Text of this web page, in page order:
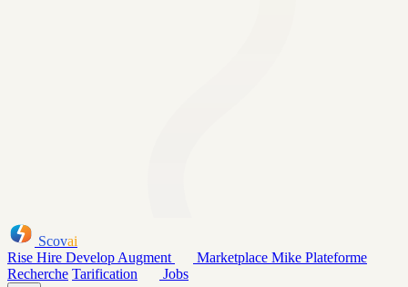
Scovai
Rise Hire Develop Augment Marketplace Mike Plateforme
Recherche Tarification Jobs